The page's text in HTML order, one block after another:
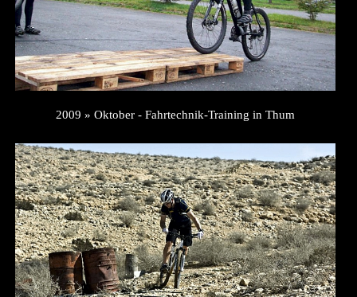
2009 » Oktober - Fahrtechnik-Training in Thum